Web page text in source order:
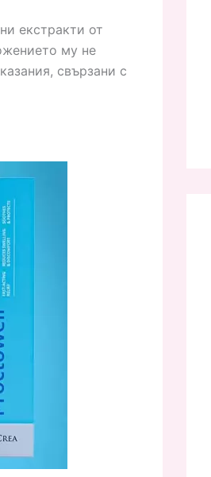
екстракти от
му не
свързани с